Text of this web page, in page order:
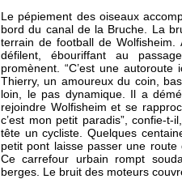
Le pépiement des oiseaux
bord du canal de la Bruche. La
terrain de football de Wolfisheim.
défilent, ébouriffant au
promènent. “C’est une autoroute
Thierry, un amoureux du coin,
loin, le pas dynamique. Il a
rejoindre Wolfisheim et se
c’est mon petit paradis”, confie-t-
tête un cycliste. Quelques
petit pont laisse passer une route
Ce carrefour urbain rompt
berges. Le bruit des moteurs